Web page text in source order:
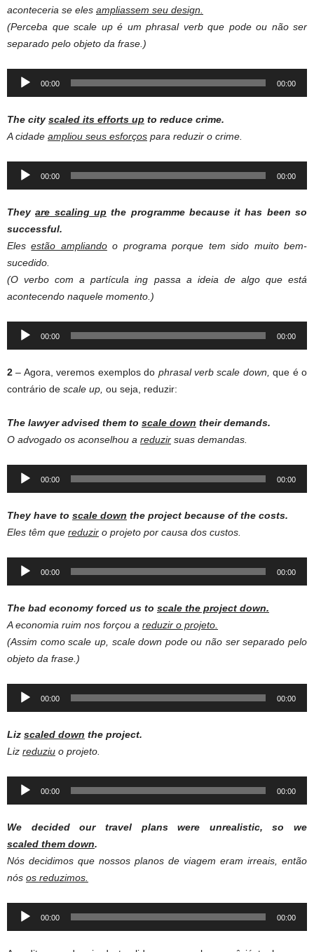
aconteceria se eles ampliassem seu design.
(Perceba que scale up é um phrasal verb que pode ou não ser
separado pelo objeto da frase.)
Audio
00:00 00:00
The city scaled its efforts up to reduce crime.
A cidade ampliou seus esforços para reduzir o crime.
Audio
00:00 00:00
Theyare scaling up the programme because it has been so
successful.
Elesestão ampliandoo programa porque tem sido muito bem-
sucedido.
(O verbo com a partícula ing passa a ideia de algo que está
acontecendo naquele momento.)
Audio
00:00 00:00
2 – Agora, veremos exemplos do phrasal verb scale down,que é o
contrário de scale up, ou seja, reduzir:
The lawyer advised them to scale down their demands.
O advogado os aconselhou a reduzir suas demandas.
Audio
00:00 00:00
They have to scale down the project because of the costs.
Eles têm que reduzir o projeto por causa dos custos.
Audio
00:00 00:00
The bad economy forced us to scale the project down.
A economia ruim nos forçou a reduzir o projeto.
(Assim como scale up, scale down pode ou não ser separado pelo
objeto da frase.)
Audio
00:00 00:00
Liz scaled down the project.
Liz reduziu o projeto.
Audio
00:00 00:00
We decided our travel plans were unrealistic, so we
scaled them down.
Nós decidimos que nossos planos de viagem eram irreais, então
nós os reduzimos.
Audio
00:00 00:00